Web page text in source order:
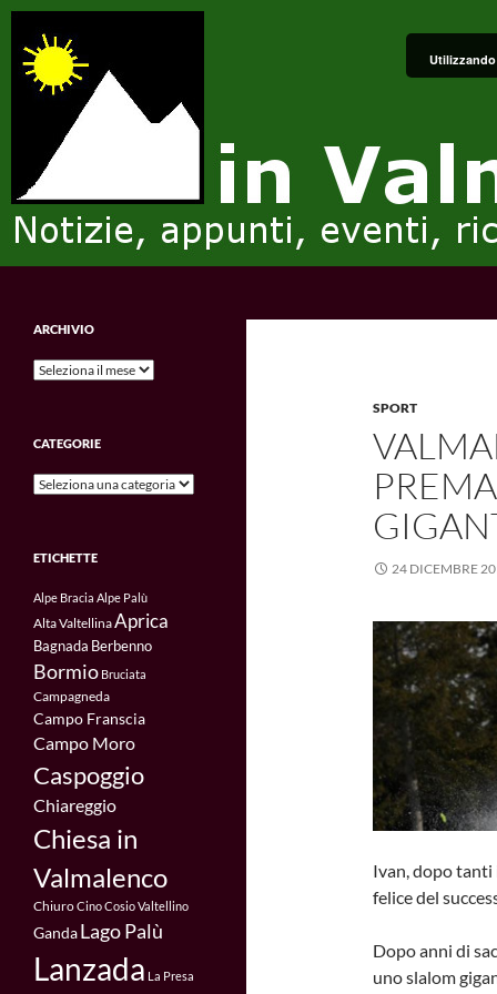
Vai
contenuto
SPORT
24 DICEMBRE
Ivan, dopo tanti
felice del
Dopo anni di
uno slalom
Notizie, appunti, eventi, ricordi e
ARCHIVIO
Archivio
CATEGORIE
Categorie
ETICHETTE
Alpe Bracia Alpe Palù
Alta ValtellinaAprica
Bagnada Berbenno
Bormio Bruciata
Campagneda
Campo Franscia
Campo Moro
Caspoggio
Chiareggio
Chiesa in
Valmalenco
ChiuroCinoCosio Valtellino
GandaLago Palù
Lanzada La Presa